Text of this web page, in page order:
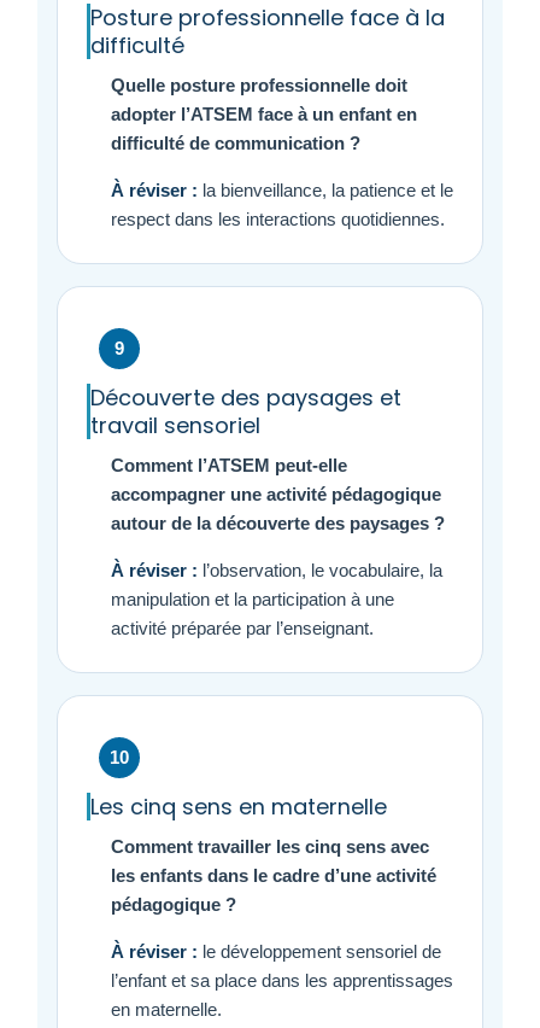
Posture professionnelle face à la
difficulté
Quelle posture professionnelle doit
adopter l’ATSEM face à un enfant en
difficulté de communication ?
À réviser : la bienveillance, la patience et le
respect dans les interactions quotidiennes.
9
Découverte des paysages et
travail sensoriel
Comment l’ATSEM peut-elle
accompagner une activité pédagogique
autour de la découverte des paysages ?
À réviser : l’observation, le vocabulaire, la
manipulation et la participation à une
activité préparée par l’enseignant.
10
Les cinq sens en maternelle
Comment travailler les cinq sens avec
les enfants dans le cadre d’une activité
pédagogique ?
À réviser : le développement sensoriel de
l’enfant et sa place dans les apprentissages
en maternelle.